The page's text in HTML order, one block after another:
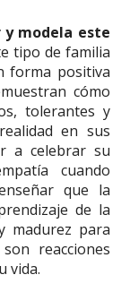
y modela este
tipo de familia
forma positiva
cómo
tolerantes y
en sus
a celebrar su
cuando
que la
de la
madurez para
reacciones
vida.